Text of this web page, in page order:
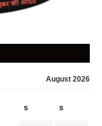
August 2026
S S